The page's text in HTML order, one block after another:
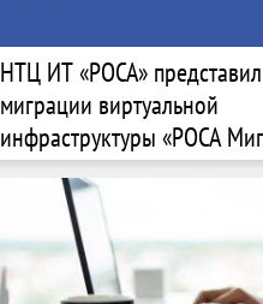
НТЦ ИТ «РОСА»
миграции виртуальной
инфраструктуры «РОСА